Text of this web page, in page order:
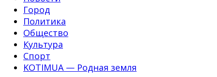
Город
Политика
Общество
Культура
Спорт
KOTIMUA — Родная земля